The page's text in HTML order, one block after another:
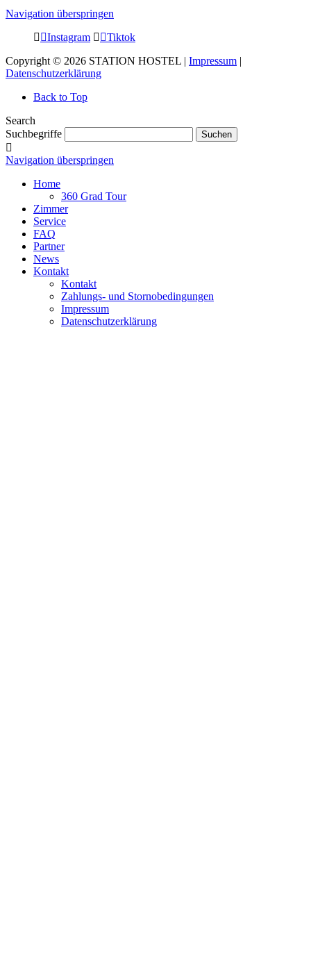
Navigation überspringen
Instagram
Tiktok
Copyright © 2026 STATION HOSTEL | Impressum |
Datenschutzerklärung
Back to Top
Search
Suchbegriffe
Suchen
Navigation überspringen
Home
360 Grad Tour
Zimmer
Service
FAQ
Partner
News
Kontakt
Kontakt
Zahlungs- und Stornobedingungen
Impressum
Datenschutzerklärung